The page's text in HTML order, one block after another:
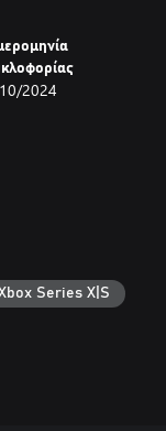
2024
Series X|S